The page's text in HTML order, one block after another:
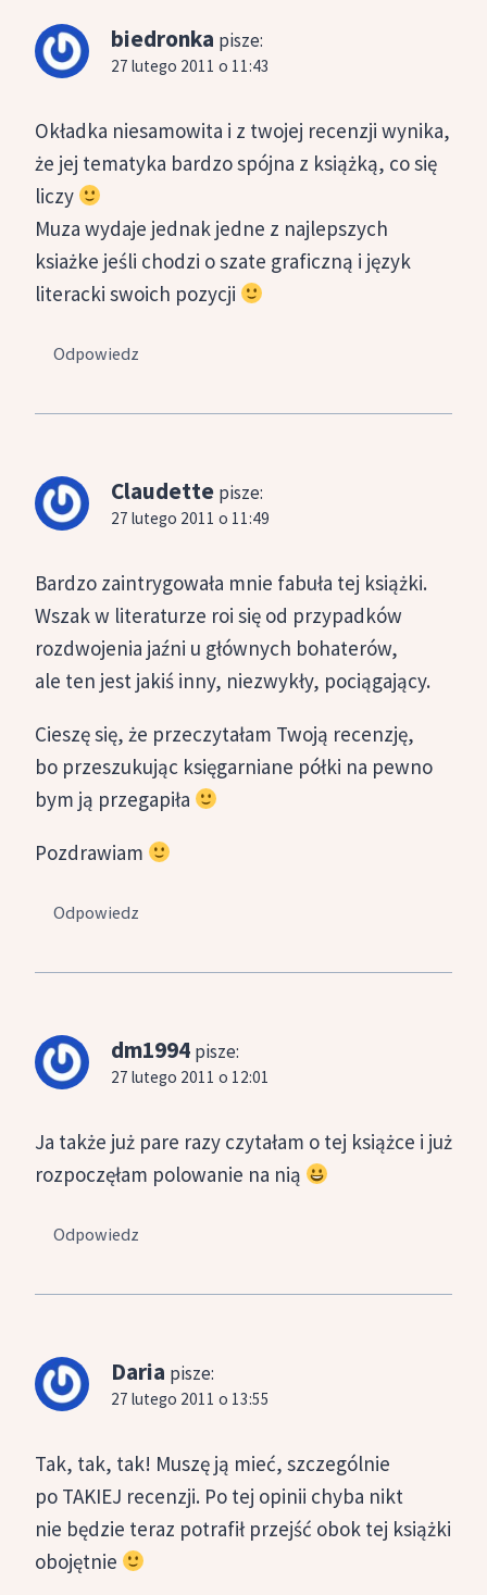
biedronka pisze:
27 lutego 2011 o 11:43
Okładka niesamowita i z twojej recenzji wynika,
że jej tematyka bardzo spójna z książką, co się
liczy
Muza wydaje jednak jedne z najlepszych
ksiażke jeśli chodzi o szate graficzną i język
literacki swoich pozycji
Odpowiedz
Claudette pisze:
27 lutego 2011 o 11:49
Bardzo zaintrygowała mnie fabuła tej książki.
Wszak w literaturze roi się od przypadków
rozdwojenia jaźni u głównych bohaterów,
ale ten jest jakiś inny, niezwykły, pociągający.
Cieszę się, że przeczytałam Twoją recenzję,
bo przeszukując księgarniane półki na pewno
bym ją przegapiła
Pozdrawiam
Odpowiedz
dm1994 pisze:
27 lutego 2011 o 12:01
Ja także już pare razy czytałam o tej książce i już
rozpoczęłam polowanie na nią
Odpowiedz
Daria pisze:
27 lutego 2011 o 13:55
Tak, tak, tak! Muszę ją mieć, szczególnie
po TAKIEJ recenzji. Po tej opinii chyba nikt
nie będzie teraz potrafił przejść obok tej książki
obojętnie